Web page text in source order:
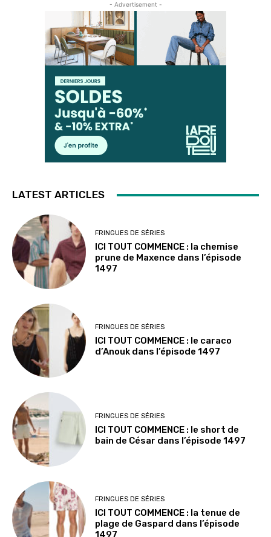
- Advertisement -
LATEST ARTICLES
FRINGUES DE SÉRIES
ICI TOUT COMMENCE : la chemise
prune de Maxence dans l’épisode
1497
FRINGUES DE SÉRIES
ICI TOUT COMMENCE : le caraco
d’Anouk dans l’épisode 1497
FRINGUES DE SÉRIES
ICI TOUT COMMENCE : le short de
bain de César dans l’épisode 1497
FRINGUES DE SÉRIES
ICI TOUT COMMENCE : la tenue de
plage de Gaspard dans l’épisode
1497